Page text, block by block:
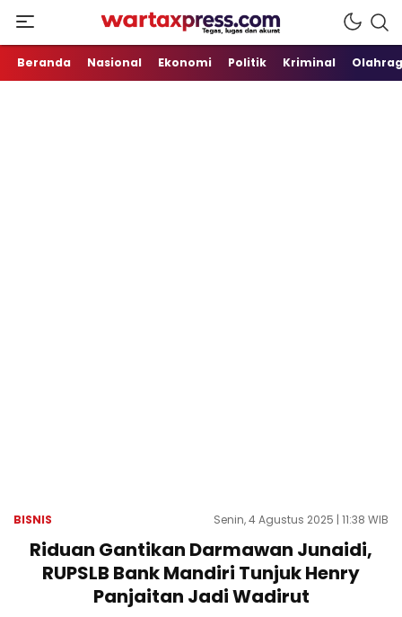
WartaXpress
Tegas, Lugas dan Akurat
Beranda Nasional Ekonomi Politik Kriminal
BISNIS Senin, 4 Agustus 2025 | 11:38 WIB
Riduan Gantikan Darmawan Junaidi,
RUPSLB Bank Mandiri Tunjuk Henry
Panjaitan Jadi Wadirut